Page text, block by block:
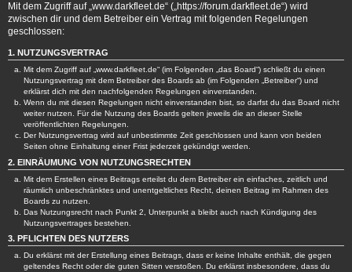
Mit dem Zugriff auf „www.darkfleet.de“ („https://forum.darkfleet.de“) wird
zwischen dir und dem Betreiber ein Vertrag mit folgenden Regelungen
geschlossen:
1. NUTZUNGSVERTRAG
Mit dem Zugriff auf „www.darkfleet.de“ (im Folgenden „das Board“) schließt du einen
Nutzungsvertrag mit dem Betreiber des Boards ab (im Folgenden „Betreiber“) und
erklärst dich mit den nachfolgenden Regelungen einverstanden.
Wenn du mit diesen Regelungen nicht einverstanden bist, so darfst du das Board nicht
weiter nutzen. Für die Nutzung des Boards gelten jeweils die an dieser Stelle
veröffentlichten Regelungen.
Der Nutzungsvertrag wird auf unbestimmte Zeit geschlossen und kann von beiden
Seiten ohne Einhaltung einer Frist jederzeit gekündigt werden.
2. EINRÄUMUNG VON NUTZUNGSRECHTEN
Mit dem Erstellen eines Beitrags erteilst du dem Betreiber ein einfaches, zeitlich und
räumlich unbeschränktes und unentgeltliches Recht, deinen Beitrag im Rahmen des
Boards zu nutzen.
Das Nutzungsrecht nach Punkt 2, Unterpunkt a bleibt auch nach Kündigung des
Nutzungsvertrages bestehen.
3. PFLICHTEN DES NUTZERS
Du erklärst mit der Erstellung eines Beitrags, dass er keine Inhalte enthält, die gegen
geltendes Recht oder die guten Sitten verstoßen. Du erklärst insbesondere, dass du